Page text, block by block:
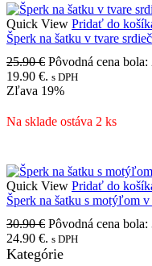
Quick View Pridať do
Šperk na šatku v tvare
25.90€ Pôvodná cena bola:
19.90 €. s DPH
Zľava 19%
Na sklade ostáva 2 ks
Quick View Pridať do
Šperk na šatku s motýľom
30.90€ Pôvodná cena bola:
24.90 €. s DPH
Kategórie